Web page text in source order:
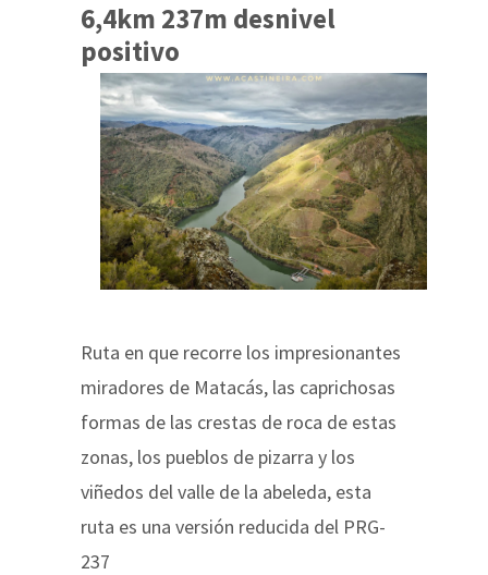
6,4km 237m desnivel
positivo
Ruta en que recorre los impresionantes
miradores de Matacás, las caprichosas
formas de las crestas de roca de estas
zonas, los pueblos de pizarra y los
viñedos del valle de la abeleda, esta
ruta es una versión reducida del PRG-
237